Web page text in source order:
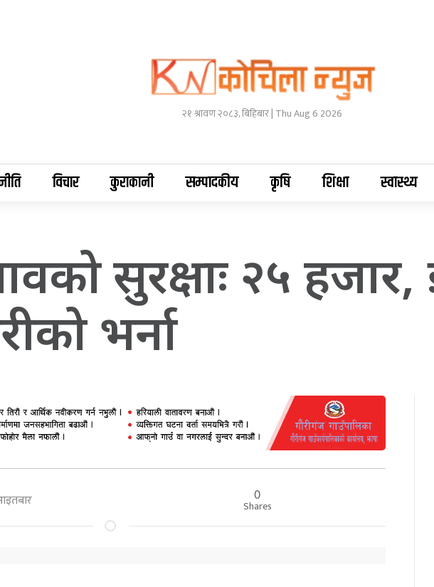
२१ श्रावण २०८३, बिहिबार | Thu Aug 6 2026
विचार कुराकानी सम्पादकीय कृषि शिक्षा स्वास्थ्य
सुरक्षाः २५
भर्ना
0
Shares